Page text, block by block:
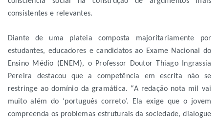
consistentes e relevantes.
Diante de uma plateia composta majoritariamente por
estudantes, educadores e candidatos ao Exame Nacional do
Ensino Médio (ENEM), o Professor Doutor Thiago Ingrassia
Pereira destacou que a competência em escrita não se
restringe ao domínio da gramática. “A redação nota mil vai
muito além do ‘português correto’. Ela exige que o jovem
compreenda os problemas estruturais da sociedade, dialogue